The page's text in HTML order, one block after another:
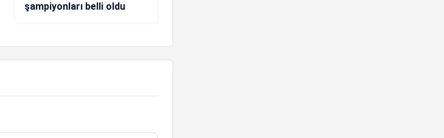
şampiyonları belli oldu